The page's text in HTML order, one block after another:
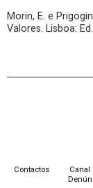
Morin, E. e
Valores. Lisboa:
Contactos
Canal